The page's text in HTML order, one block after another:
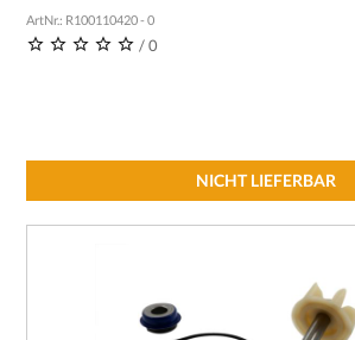
ArtNr.: R100110420 - 0
/ 0
NICHT LIEFERBAR